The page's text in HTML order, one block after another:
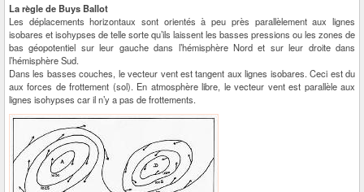
La règle de Buys Ballot
Les déplacements horizontaux sont orientés à peu près parallèlement aux lignes
isobares et isohypses de telle sorte qu’ils laissent les basses pressions ou les zones de
bas géopotentiel sur leur gauche dans l’hémisphère Nord et sur leur droite dans
l’hémisphère Sud.
Dans les basses couches, le vecteur vent est tangent aux lignes isobares. Ceci est du
aux forces de frottement (sol). En atmosphère libre, le vecteur vent est parallèle aux
lignes isohypses car il n’y a pas de frottements.